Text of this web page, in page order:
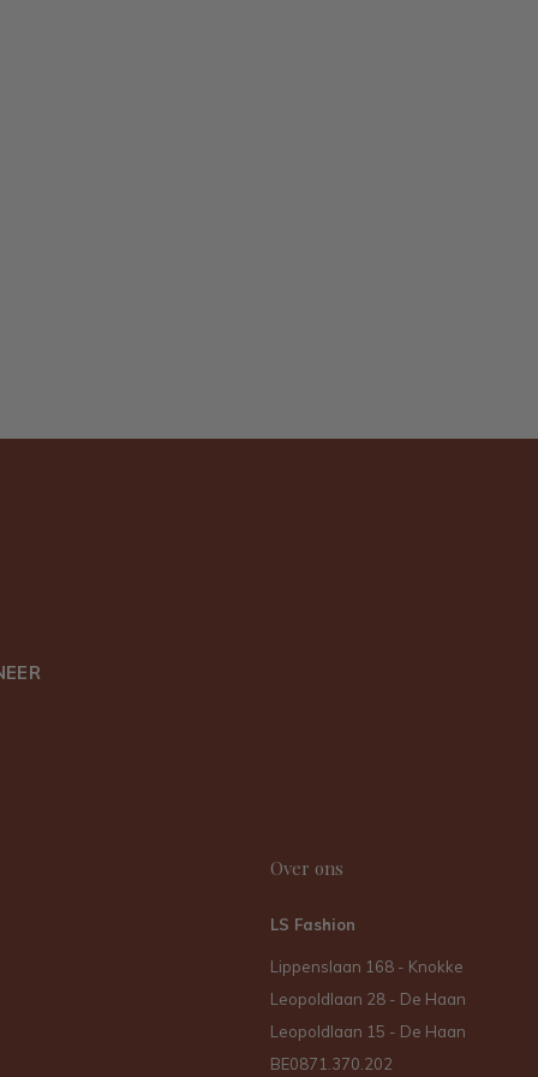
Over ons
LS Fashion
Lippenslaan 168 - Knokke
Leopoldlaan 28 - De Haan
Leopoldlaan 15 - De Haan
BE0871.370.202